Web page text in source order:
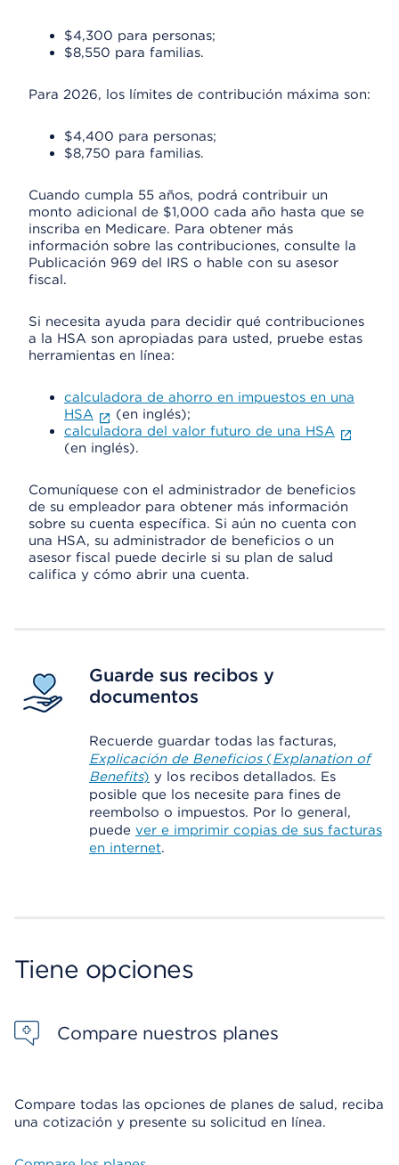
$4,300 para personas;
$8,550 para familias.
Para 2026, los límites de contribución máxima son:
$4,400 para personas;
$8,750 para familias.
Cuando cumpla 55 años, podrá contribuir un
monto adicional de $1,000 cada año hasta que se
inscriba en Medicare. Para obtener más
información sobre las contribuciones, consulte la
Publicación 969 del IRS o hable con su asesor
fiscal.
Si necesita ayuda para decidir qué contribuciones
a la HSA son apropiadas para usted, pruebe estas
herramientas en línea:
calculadora de ahorro en impuestos en una
HSA
(en inglés);
calculadora del valor futuro de una HSA
(en inglés).
Comuníquese con el administrador de beneficios
de su empleador para obtener más información
sobre su cuenta específica. Si aún no cuenta con
una HSA, su administrador de beneficios o un
asesor fiscal puede decirle si su plan de salud
califica y cómo abrir una cuenta.
Guarde sus recibos y
documentos
Recuerde guardar todas las facturas,
Explicación de Beneficios (Explanation of
Benefits) y los recibos detallados. Es
posible que los necesite para fines de
reembolso o impuestos. Por lo general,
puede ver e imprimir copias de sus facturas
en internet.
Tiene opciones
Compare nuestros planes
Compare todas las opciones de planes de salud, reciba
una cotización y presente su solicitud en línea.